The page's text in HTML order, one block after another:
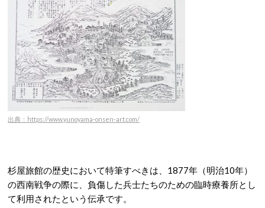
出典：https://www.yunoyama-onsen-art.com/
杉屋旅館の歴史において特筆すべきは、1877年（明治10年）
の西南戦争の際に、負傷した兵士たちのための臨時療養所とし
て利用されたという伝承です。